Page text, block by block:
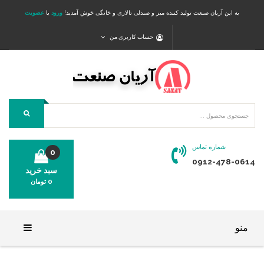
به این آریان صنعت تولید کننده میز و صندلی تالاری و خانگی خوش آمدید! ورود یا عضویت
حساب کاربری من
شماره تماس
0912-478-0614
سبد خرید
0
0 تومان
منو